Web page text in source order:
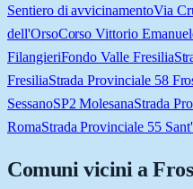
Sentiero di avvicinamentoVia
dell'OrsoCorso Vittorio
FilangieriFondo Valle Fresilia
FresiliaStrada Provinciale 58
SessanoSP2 MolesanaStrada
RomaStrada Provinciale 55
Comuni vicini a